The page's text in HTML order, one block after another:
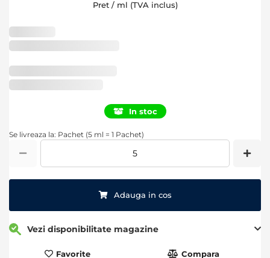
Pret / ml (TVA inclus)
In stoc
Se livreaza la: Pachet (5 ml = 1 Pachet)
Adauga in cos
Vezi disponibilitate magazine
Favorite Compara